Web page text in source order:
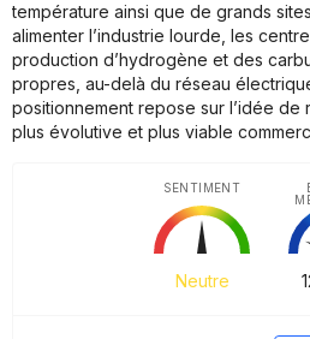
température ainsi que de grands
alimenter l’industrie lourde, les
production d’hydrogène et des
propres, au-delà du réseau
positionnement repose sur l’idée de
plus évolutive et plus viable
Neutre
SENTIMENT